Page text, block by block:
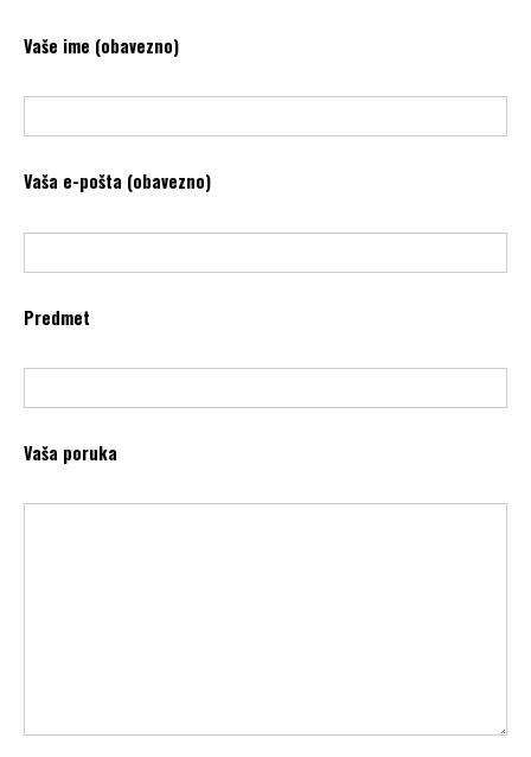
Vaše ime (obavezno)
Vaša e-pošta (obavezno)
Predmet
Vaša poruka